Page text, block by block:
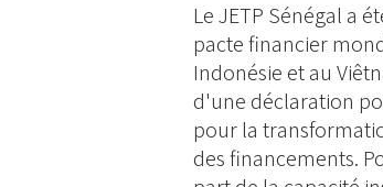
Le JETP Sénégal a
pacte financier
Indonésie et au
d'une déclaration
pour la
des financements.